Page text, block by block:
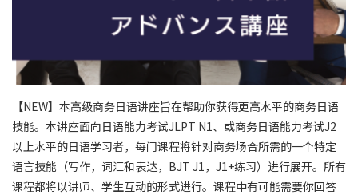
【NEW】本高级商务日语讲座旨在帮助你获得更高水平的商务日语
技能。本讲座面向日语能力考试JLPT N1、或商务日语能力考试J2
以上水平的日语学习者，每门课程将针对商务场合所需的一个特定
语言技能（写作，词汇和表达，BJT J1，J1+练习）进行展开。所有
课程都将以讲师、学生互动的形式进行。课程中有可能需要你回答